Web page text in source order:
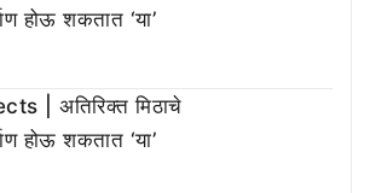
होऊ शकतात ‘या’
| अतिरिक्त मिठाचे
होऊ शकतात ‘या’